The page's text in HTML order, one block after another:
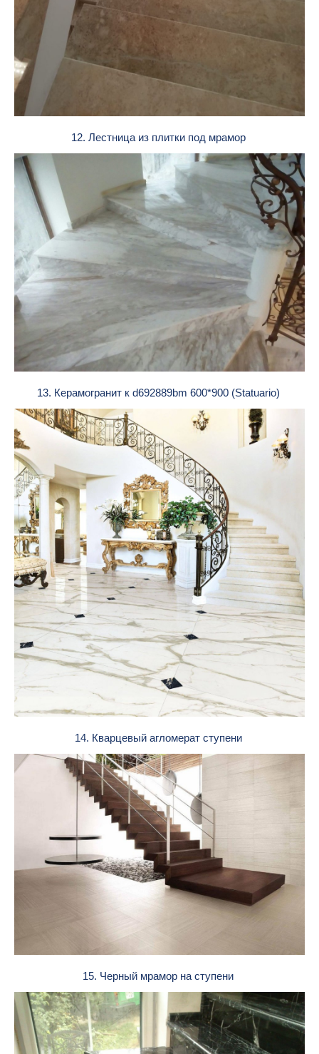
12. Лестница из плитки под мрамор
13. Керамогранит к d692889bm 600*900 (Statuario)
14. Кварцевый агломерат ступени
15. Черный мрамор на ступени